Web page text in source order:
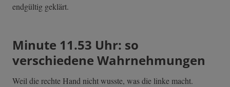
endgültig geklärt.
Minute 11.53 Uhr: so
verschiedene Wahrnehmungen
Weil die rechte Hand nicht wusste, was die linke macht.